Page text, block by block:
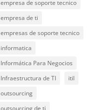
empresa de soporte tecnico
empresa de ti
empresas de soporte tecnico
informatica
Informática Para Negocios
Infraestructura de TI
itil
outsourcing
outsourcing de ti